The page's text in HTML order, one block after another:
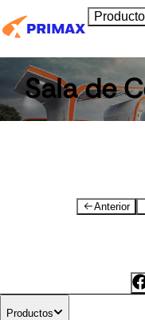
Sala de
Anterior
Productos